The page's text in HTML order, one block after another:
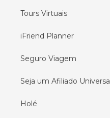
Tours Virtuais
iFriend Planner
Seguro Viagem
Seja um Afiliado Universal
Holé